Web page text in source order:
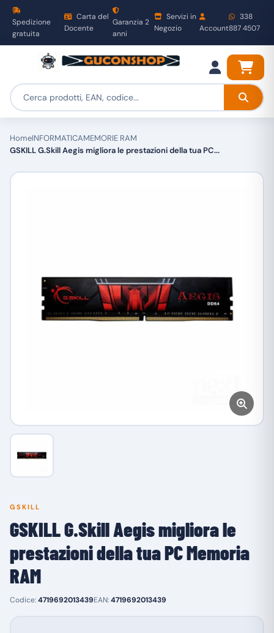
Spedizione
gratuita
Carta del
Docente
Garanzia 2
anni
Servizi in
Negozio
Account
338
887 4507
HomeINFORMATICAMEMORIE RAM
GSKILL G.Skill Aegis migliora le prestazioni della tua PC...
GSKILL
GSKILL G.Skill Aegis migliora le
prestazioni della tua PC Memoria
RAM
Codice:4719692013439EAN:4719692013439